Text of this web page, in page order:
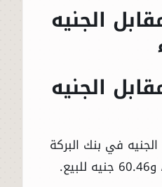
الجنيه
الجنيه
في بنك البركة